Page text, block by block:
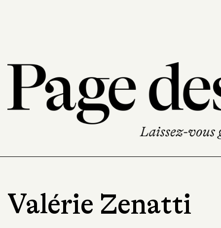
Valérie Zenatti